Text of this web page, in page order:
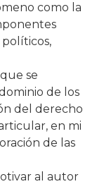
como la
se
de los
del derecho
en mi
de las
al autor